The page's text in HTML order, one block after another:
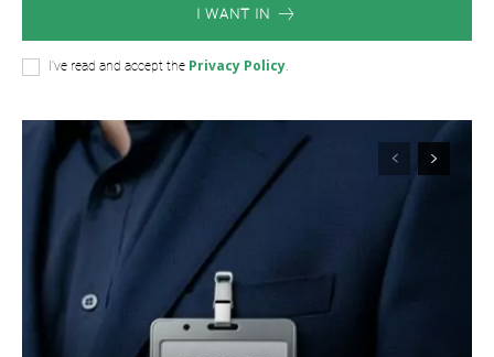
I WANT IN
I've read and accept the Privacy Policy.